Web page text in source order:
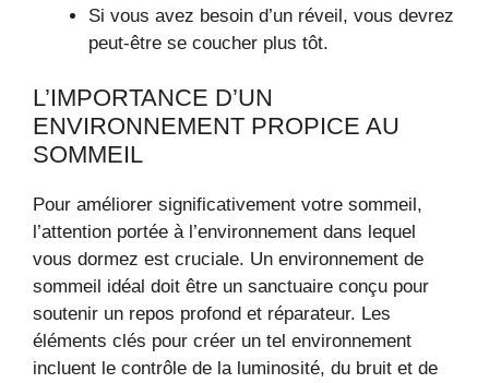
Si vous avez besoin d’un réveil, vous devrez
peut-être se coucher plus tôt.
L’IMPORTANCE D’UN
ENVIRONNEMENT PROPICE AU
SOMMEIL
Pour améliorer significativement votre sommeil,
l’attention portée à l’environnement dans lequel
vous dormez est cruciale. Un environnement de
sommeil idéal doit être un sanctuaire conçu pour
soutenir un repos profond et réparateur. Les
éléments clés pour créer un tel environnement
incluent le contrôle de la luminosité, du bruit et de